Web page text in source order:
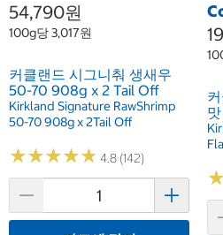
54,790원
100g당 3,017원
커클랜드 시그니춰 생새우
50-70 908g x 2 Tail Off
Kirkland Signature RawShrimp
50-70 908g x 2Tail Off
★★★★★
★★★★★ 4.8 (142)
★
★